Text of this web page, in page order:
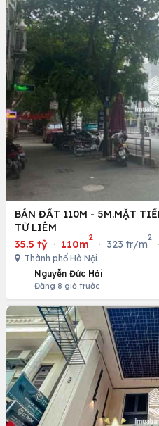
BÁN ĐẤT 110M - 5M.MẶT
TỪ LIÊM
35.5 tỷ · 110m
2
· 323 tr/m
2
·
Thành phố Hà Nội
Nguyễn Đức Hải
Đăng 8 giờ trước